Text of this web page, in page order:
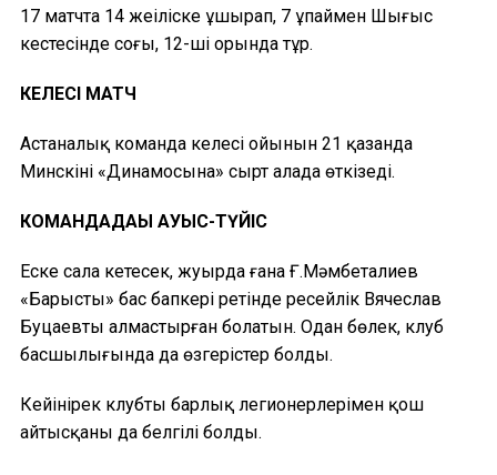
17 матчта 14 жеңіліске ұшырап, 7 ұпаймен Шығыс
кестесінде соңғы, 12-ші орында тұр.
КЕЛЕСІ МАТЧ
Астаналық команда келесі ойынын 21 қазанда
Минскінің «Динамосына» сырт алаңда өткізеді.
КОМАНДАДАҒЫ АУЫС-ТҮЙІС
Еске сала кетесек, жуырда ғана Ғ.Мәмбеталиев
«Барыстың» бас бапкері ретінде ресейлік Вячеслав
Буцаевты алмастырған болатын. Одан бөлек, клуб
басшылығында да өзгерістер болды.
Кейінірек клубтың барлық легионерлерімен қош
айтысқаны да белгілі болды.